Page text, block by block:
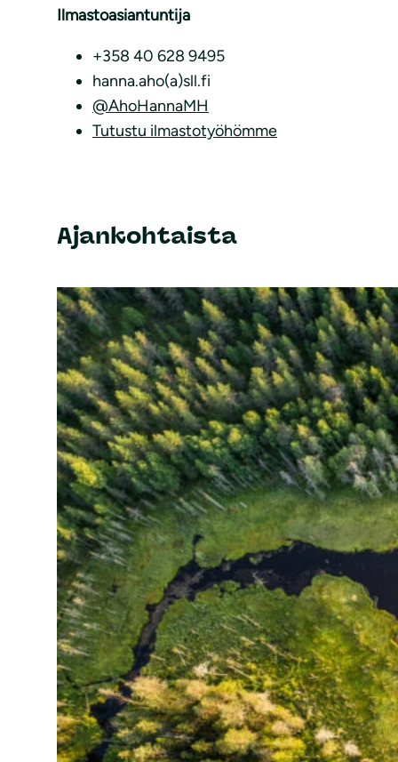
Ilmastoasiantuntija
+358 40 628 9495
hanna.aho(a)sll.fi
@AhoHannaMH
Tutustu ilmastotyöhömme
Ajankohtaista